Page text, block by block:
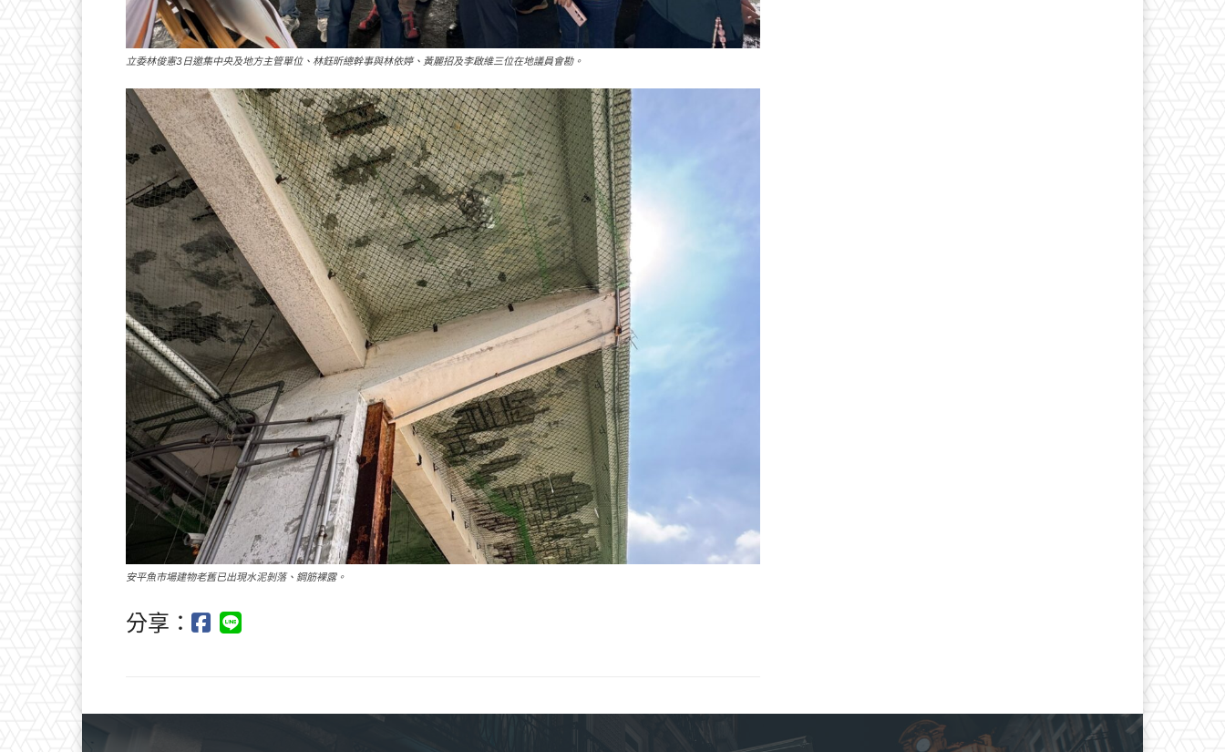
立委林俊憲3日邀集中央及地方主管單位、林鈺昕總幹事與林依婷、黃麗招及李啟維三位在地議員會勘。
安平魚市場建物老舊已出現水泥剝落、鋼筋裸露。
分享：